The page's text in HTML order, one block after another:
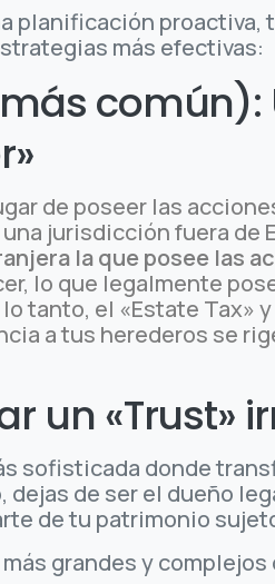
planificación
más efectivas:
más
de poseer las
jurisdicción fuera de
la que posee las
lo que legalmente
tanto, el «Estate Tax»
a tus herederos se
un «Trust»
sofisticada donde
dejas de ser el dueño
de tu patrimonio
grandes y